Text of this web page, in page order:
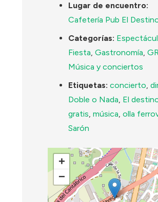
Lugar de encuentro:
Cafetería Pub El
Categorías:
Fiesta,Gastronomía,
Música y conciertos
Etiquetas: concierto,
Doble o Nada, El
gratis,música,olla
Sarón
+
−